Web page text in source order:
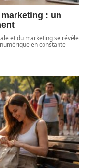
: un
et du marketing se révèle
en constante